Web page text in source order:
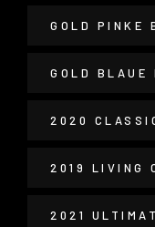
GOLD PINKE
GOLD BLAUE
2020
2019 LIVING
2021